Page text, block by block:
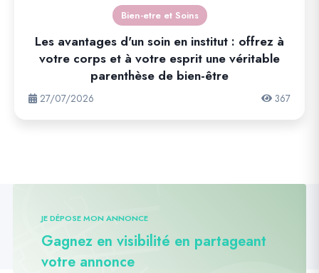
Bien-etre et Soins
Les avantages d'un soin en institut : offrez à
votre corps et à votre esprit une véritable
parenthèse de bien-être
27/07/2026 367
JE DÉPOSE MON ANNONCE
Gagnez en visibilité en partageant
votre annonce